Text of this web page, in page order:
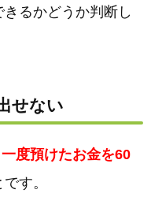
るかどうか判断し
せない
一度預けたお金を60
す。